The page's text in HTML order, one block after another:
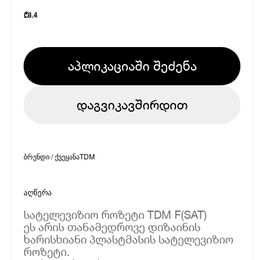
₾8.4
აპლიკაციაში შეძენა
დაგვიკავშირდით
ბრენდი / ქვეყანაTDM
აღწერა
სატელევიზიო როზეტი TDM F(SAT)
ეს არის თანამედროვე დიზაინის
ხარისხიანი პლასტმასის სატელევიზიო
როზეტი.